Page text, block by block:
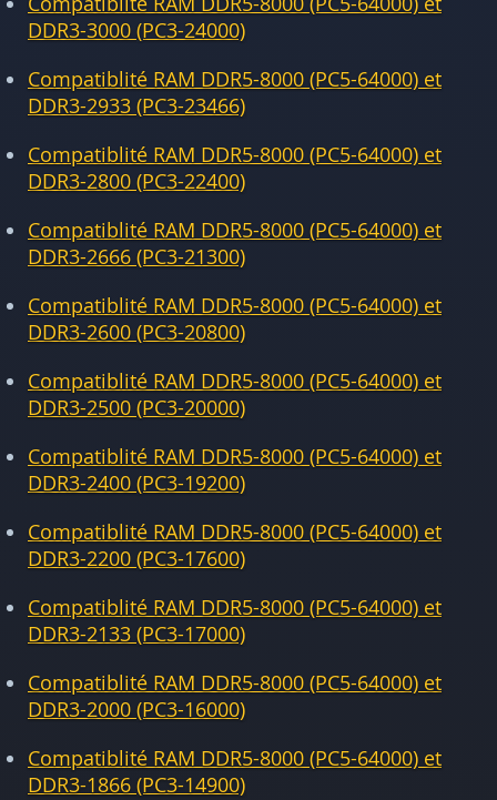
DDR3-3000 (PC3-24000)
Compatiblité RAM DDR5-8000 (PC5-64000) et
DDR3-2933 (PC3-23466)
Compatiblité RAM DDR5-8000 (PC5-64000) et
DDR3-2800 (PC3-22400)
Compatiblité RAM DDR5-8000 (PC5-64000) et
DDR3-2666 (PC3-21300)
Compatiblité RAM DDR5-8000 (PC5-64000) et
DDR3-2600 (PC3-20800)
Compatiblité RAM DDR5-8000 (PC5-64000) et
DDR3-2500 (PC3-20000)
Compatiblité RAM DDR5-8000 (PC5-64000) et
DDR3-2400 (PC3-19200)
Compatiblité RAM DDR5-8000 (PC5-64000) et
DDR3-2200 (PC3-17600)
Compatiblité RAM DDR5-8000 (PC5-64000) et
DDR3-2133 (PC3-17000)
Compatiblité RAM DDR5-8000 (PC5-64000) et
DDR3-2000 (PC3-16000)
Compatiblité RAM DDR5-8000 (PC5-64000) et
DDR3-1866 (PC3-14900)